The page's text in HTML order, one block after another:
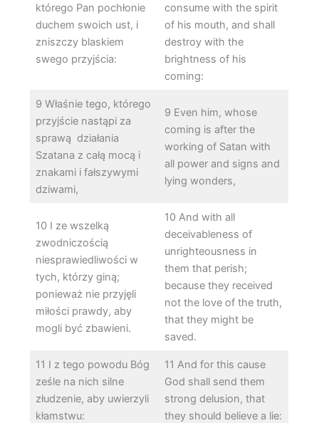
którego Pan pochłonie
duchem swoich ust, i
zniszczy blaskiem
swego przyjścia:
consume with the spirit
of his mouth, and shall
destroy with the
brightness of his
coming:
9 Właśnie tego, którego
przyjście nastąpi za
sprawą działania
Szatana z całą mocą i
znakami i fałszywymi
dziwami,
9 Even him, whose
coming is after the
working of Satan with
all power and signs and
lying wonders,
10 I ze wszelką
zwodniczością
niesprawiedliwości w
tych, którzy giną;
ponieważ nie przyjęli
miłości prawdy, aby
mogli być zbawieni.
10 And with all
deceivableness of
unrighteousness in
them that perish;
because they received
not the love of the truth,
that they might be
saved.
11 I z tego powodu Bóg
ześle na nich silne
złudzenie, aby uwierzyli
kłamstwu:
11 And for this cause
God shall send them
strong delusion, that
they should believe a lie: